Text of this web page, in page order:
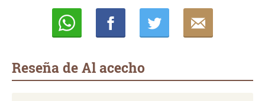
Reseña de Al acecho